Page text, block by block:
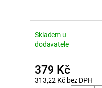
Skladem u
dodavatele
379 Kč
313,22 Kč bez DPH
LED2 LIŠTOVÉ
II M, B DALI DIM 10W
- LED2 LIGHTING